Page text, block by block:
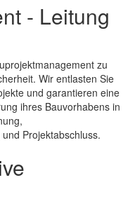
- Leitung
zu
Wir entlasten Sie
und garantieren eine
ihres Bauvorhabens in
Projektabschluss.